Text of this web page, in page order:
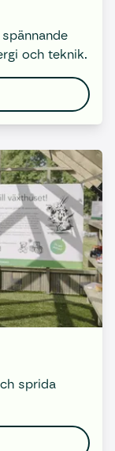
och teknik.
sprida